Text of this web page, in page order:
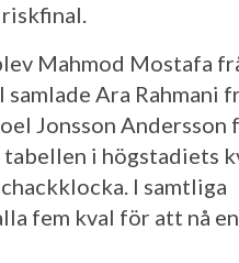
Mahmod Mostafa
Ara Rahmani
Jonsson Andersson
tabellen i högstadiets
I samtliga
fem kval för att nå en